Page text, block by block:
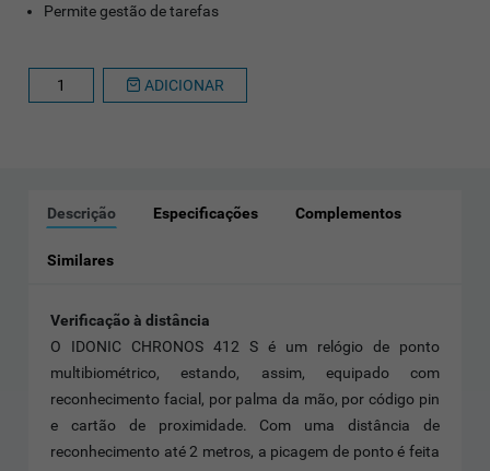
Permite gestão de tarefas
ADICIONAR
Descrição Especificações Complementos
Similares
Verificação à distância
O IDONIC CHRONOS 412 S é um relógio de ponto
multibiométrico, estando, assim, equipado com
reconhecimento facial, por palma da mão, por código pin
e cartão de proximidade. Com uma distância de
reconhecimento até 2 metros, a picagem de ponto é feita